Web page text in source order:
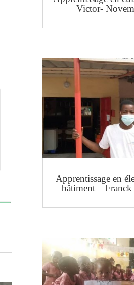
Victor-
Apprentissage en
bâtiment –